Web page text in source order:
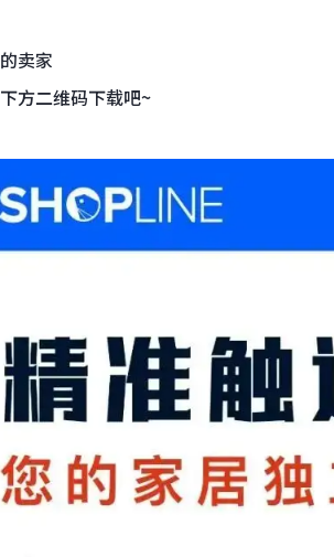
卖家
方二维码下载吧~